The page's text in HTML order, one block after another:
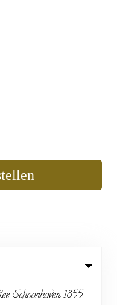
Schoonhoven 1855